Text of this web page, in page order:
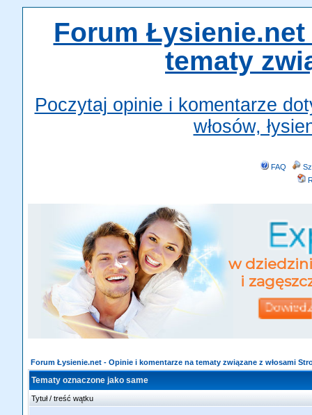
Forum
tematy
Poczytaj opinie i komentarze
włosów,
FAQ
Forum Łysienie.net - Opinie i komentarze na tematy związane z włosami
Tematy oznaczone jako same
Tytuł / treść wątku